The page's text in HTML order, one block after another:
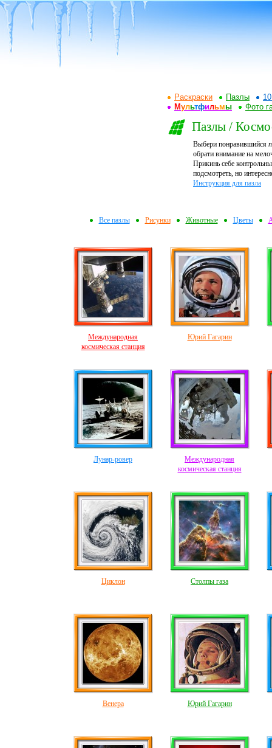
Раскраски Пазлы
Мультфильмы Фото
Пазлы /
Выбери понравившийся
обрати внимание на
Прикинь себе
подсмотреть, но
Инструкция для пазла
Все пазлы Рисунки Животные Цветы
Международная
космическая станция
Юрий Гагарин
Лунар-ровер
Международная
космическая станция
Циклон Столпы газа
Венера Юрий Гагарин